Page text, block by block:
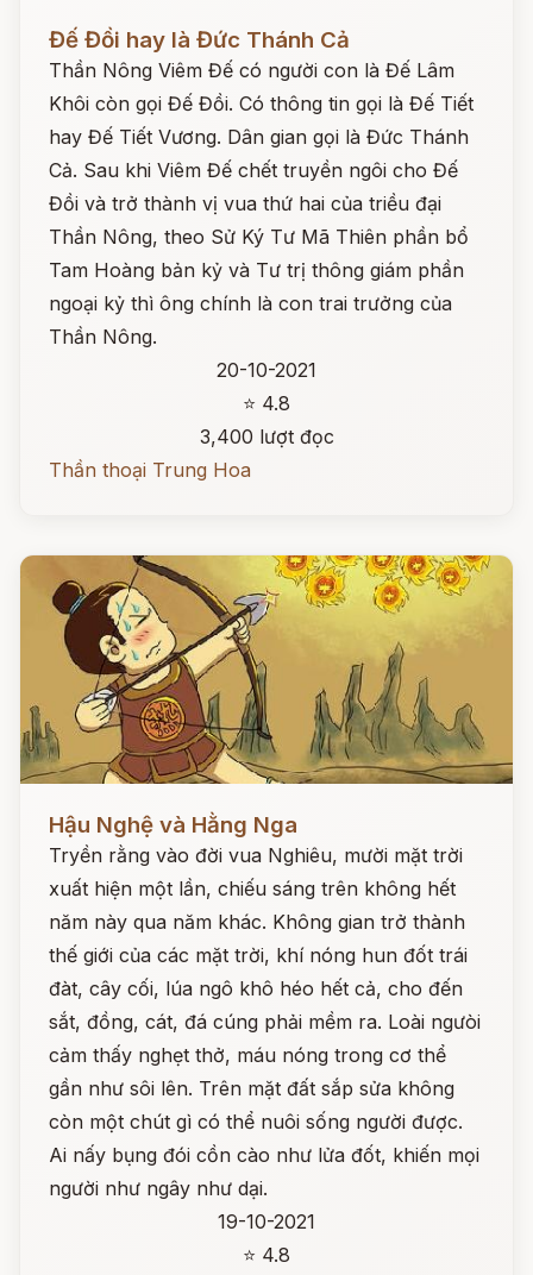
Đọc ngay
Đế Đồi hay là Đức Thánh Cả
Thần Nông Viêm Đế có người con là Đế Lâm
Khôi còn gọi Đế Đồi. Có thông tin gọi là Đế Tiết
hay Đế Tiết Vương. Dân gian gọi là Đức Thánh
Cả. Sau khi Viêm Đế chết truyền ngôi cho Đế
Đồi và trở thành vị vua thứ hai của triều đại
Thần Nông, theo Sử Ký Tư Mã Thiên phần bổ
Tam Hoàng bản kỷ và Tư trị thông giám phần
ngoại kỷ thì ông chính là con trai trưởng của
Thần Nông.
20-10-2021
⭐ 4.8
3,400 lượt đọc
Thần thoại Trung Hoa
Hậu Nghệ và Hằng Nga
Tryền rằng vào đời vua Nghiêu, mười mặt trời
xuất hiện một lần, chiếu sáng trên không hết
năm này qua năm khác. Không gian trở thành
thế giới của các mặt trời, khí nóng hun đốt trái
đàt, cây cối, lúa ngô khô héo hết cả, cho đến
sắt, đồng, cát, đá cúng phải mềm ra. Loài ngưòi
cảm thấy nghẹt thở, máu nóng trong cơ thể
gần như sôi lên. Trên mặt đất sắp sửa không
còn một chút gì có thể nuôi sống người được.
Ai nấy bụng đói cồn cào như lửa đốt, khiến mọi
người như ngây như dại.
19-10-2021
⭐ 4.8